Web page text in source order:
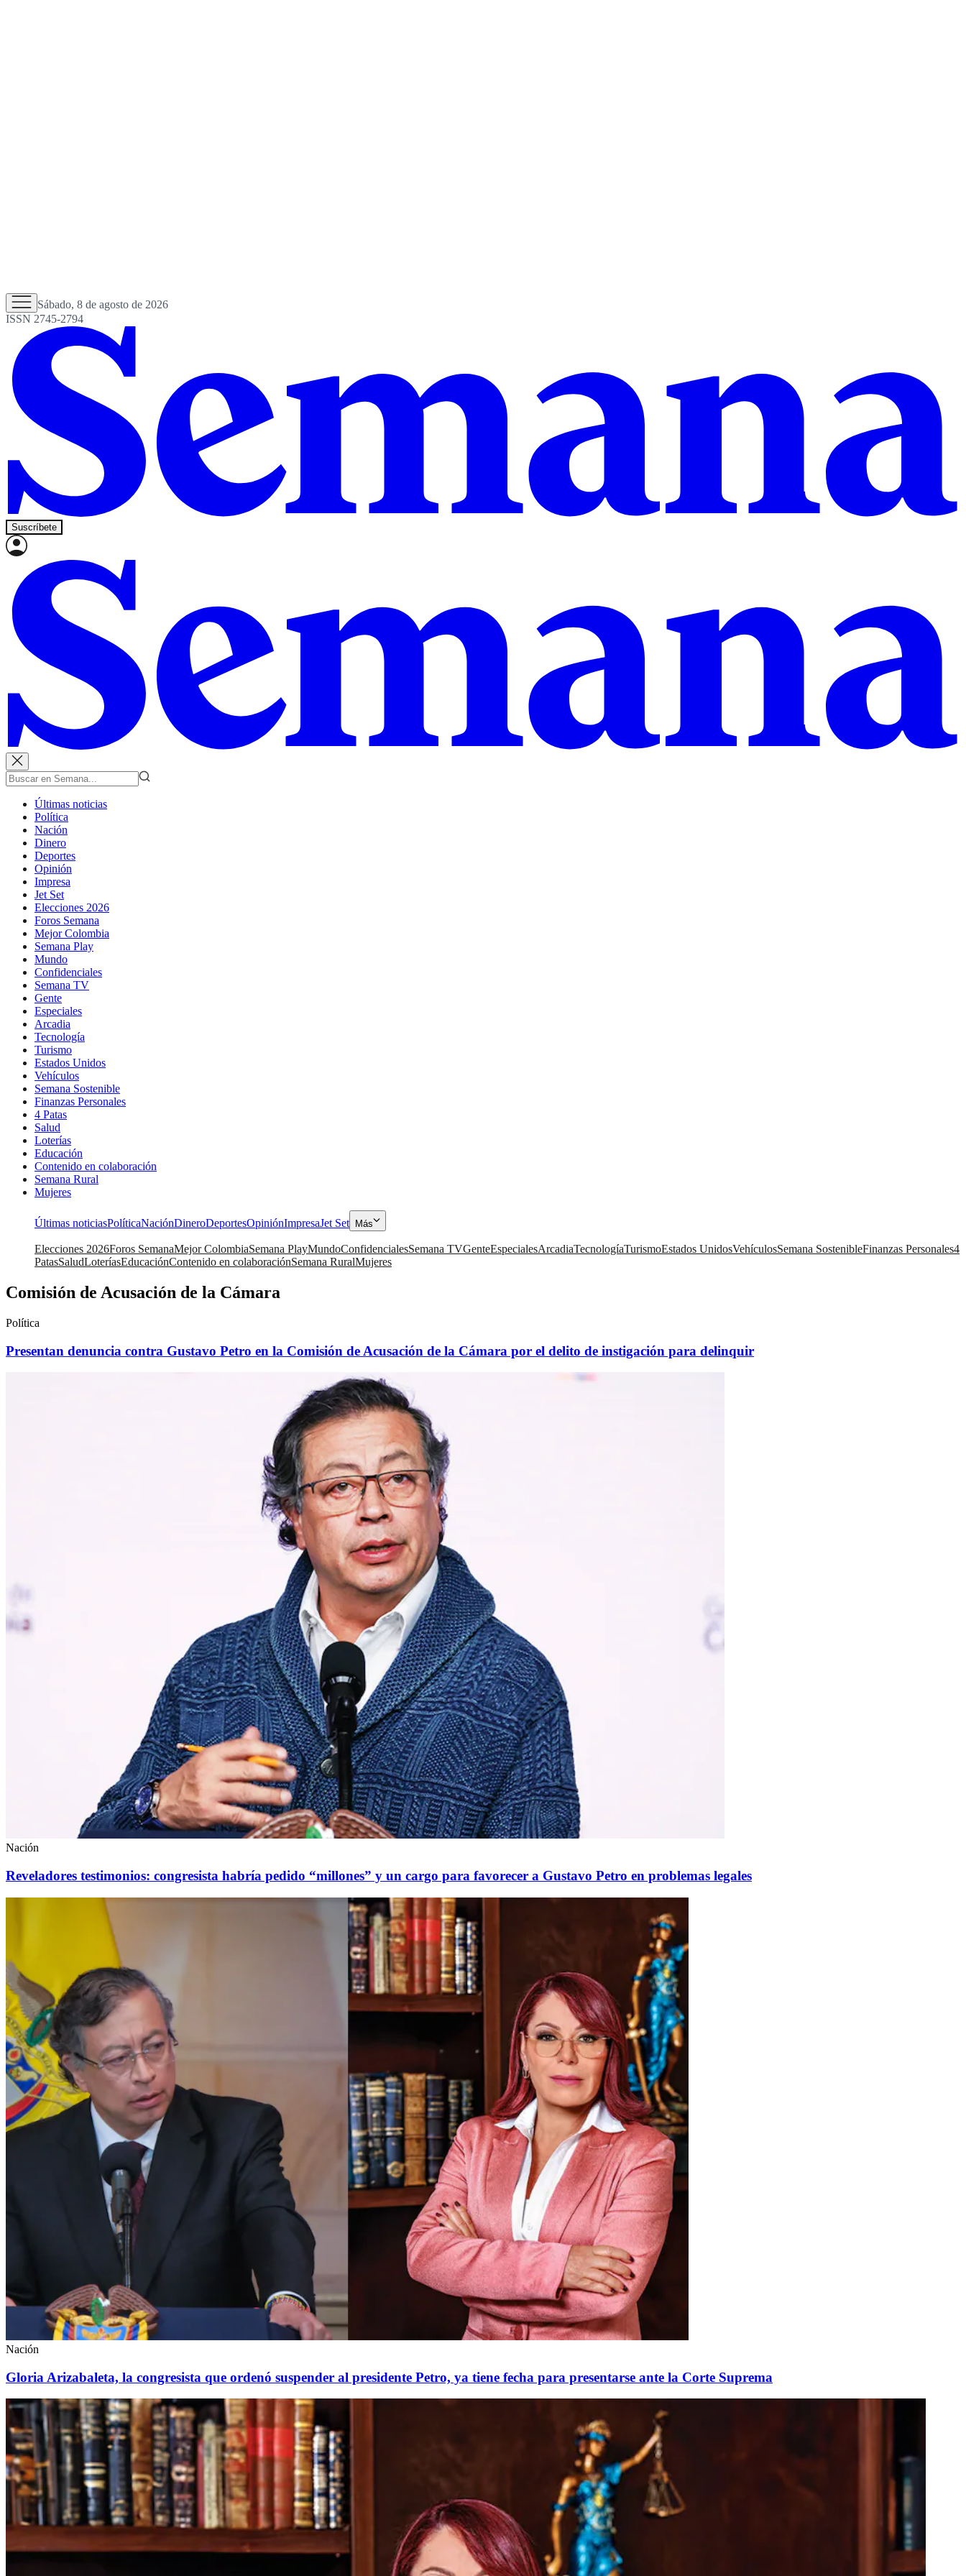
Sábado, 8 de agosto de 2026
ISSN 2745-2794
Suscríbete
Últimas noticias
Política
Nación
Dinero
Deportes
Opinión
Impresa
Jet Set
Elecciones 2026
Foros Semana
Mejor Colombia
Semana Play
Mundo
Confidenciales
Semana TV
Gente
Especiales
Arcadia
Tecnología
Turismo
Estados Unidos
Vehículos
Semana Sostenible
Finanzas Personales
4 Patas
Salud
Loterías
Educación
Contenido en colaboración
Semana Rural
Mujeres
Últimas noticiasPolíticaNaciónDineroDeportesOpiniónImpresaJet Set Más
Elecciones 2026Foros SemanaMejor ColombiaSemana PlayMundoConfidencialesSemana TVGenteEspecialesArcadiaTecnologíaTurismoEstados UnidosVehículosSemana SostenibleFinanzas Personales4
PatasSaludLoteríasEducaciónContenido en colaboraciónSemana RuralMujeres
Comisión de Acusación de la Cámara
Política
Presentan denuncia contra Gustavo Petro en la Comisión de Acusación de la Cámara por el delito de instigación para delinquir
Nación
Reveladores testimonios: congresista habría pedido “millones” y un cargo para favorecer a Gustavo Petro en problemas legales
Nación
Gloria Arizabaleta, la congresista que ordenó suspender al presidente Petro, ya tiene fecha para presentarse ante la Corte Suprema